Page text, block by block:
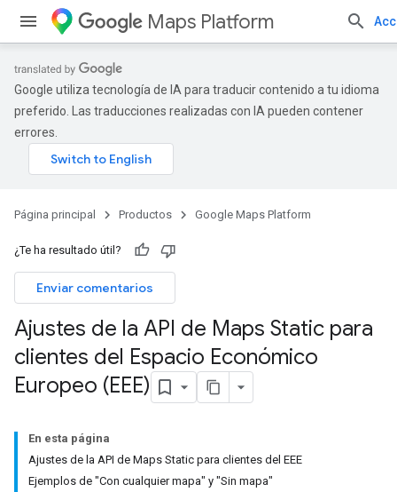
Maps Platform
Google utiliza tecnología de IA para traducir contenido a tu idioma
preferido. Las traducciones realizadas con IA pueden contener
errores.
Página principal Productos Google Maps Platform
¿Te ha resultado útil?
Enviar comentarios
Ajustes de la API de Maps Static para
clientes del Espacio Económico
Europeo (EEE)
En esta página
Ajustes de la API de Maps Static para clientes del EEE
Ejemplos de "Con cualquier mapa" y "Sin mapa"